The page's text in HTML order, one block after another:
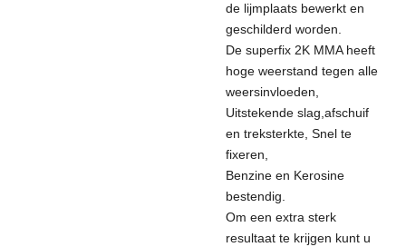
de lijmplaats bewerkt en
geschilderd worden.
De superfix 2K MMA heeft
hoge weerstand tegen alle
weersinvloeden,
Uitstekende slag,afschuif
en treksterkte, Snel te
fixeren,
Benzine en Kerosine
bestendig.
Om een extra sterk
resultaat te krijgen kunt u